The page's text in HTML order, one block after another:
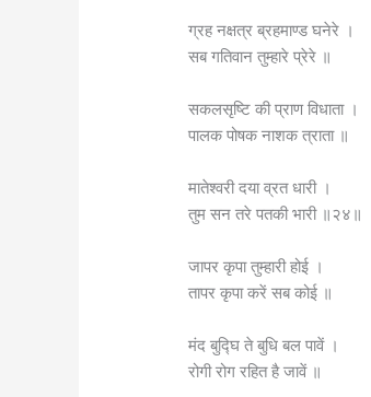
ग्रह नक्षत्र ब्रहमाण्ड घनेरे ।
सब गतिवान तुम्हारे प्रेरे ॥
सकलसृष्टि की प्राण विधाता ।
पालक पोषक नाशक त्राता ॥
मातेश्वरी दया व्रत धारी ।
तुम सन तरे पतकी भारी ॥२४॥
जापर कृपा तुम्हारी होई ।
तापर कृपा करें सब कोई ॥
मंद बुद्घि ते बुधि बल पावें ।
रोगी रोग रहित है जावें ॥